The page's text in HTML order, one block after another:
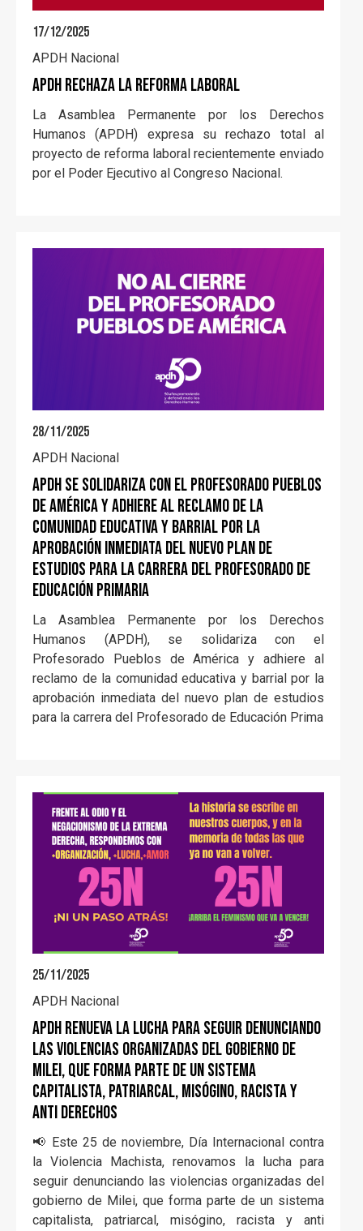
17/12/2025
APDH Nacional
APDH RECHAZA LA REFORMA LABORAL
La Asamblea Permanente por los Derechos
Humanos (APDH) expresa su rechazo total al
proyecto de reforma laboral recientemente enviado
por el Poder Ejecutivo al Congreso Nacional.
28/11/2025
APDH Nacional
APDH se solidariza con el Profesorado Pueblos
de América y adhiere al reclamo de la
comunidad educativa y barrial por la
aprobación inmediata del nuevo plan de
estudios para la carrera del Profesorado de
Educación Primaria
La Asamblea Permanente por los Derechos
Humanos (APDH), se solidariza con el
Profesorado Pueblos de América y adhiere al
reclamo de la comunidad educativa y barrial por la
aprobación inmediata del nuevo plan de estudios
para la carrera del Profesorado de Educación Prima
25/11/2025
APDH Nacional
APDH renueva la lucha para seguir denunciando
las violencias organizadas del gobierno de
Milei, que forma parte de un sistema
capitalista, patriarcal, misógino, racista y
anti derechos
📢 Este 25 de noviembre, Día Internacional contra
la Violencia Machista, renovamos la lucha para
seguir denunciando las violencias organizadas del
gobierno de Milei, que forma parte de un sistema
capitalista, patriarcal, misógino, racista y anti